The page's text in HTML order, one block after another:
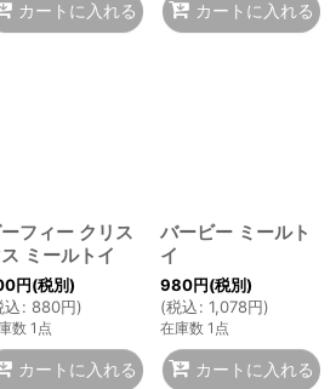
カートに入れる カートに入れる
フィー クリス
ミールトイ
円(税別)
込: 880円)
数 1点
カートに入れる
バービー ミールト
イ
980円(税別)
(税込: 1,078円)
在庫数 1点
カートに入れる